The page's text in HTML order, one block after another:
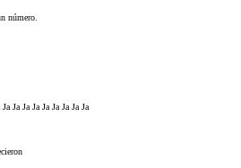
número.
Ja Ja Ja Ja Ja Ja Ja Ja